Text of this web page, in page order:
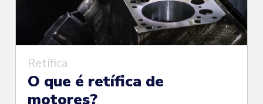
que, após
de óleo ou
corrigido, o
Retífica
O que é retífica de
motores?